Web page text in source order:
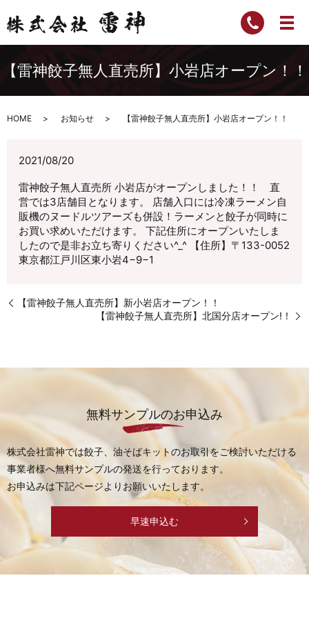
【雷神餃子無人直売所】小岩店オープン！！
HOME お知らせ 【雷神餃子無人直売所】小岩店オープン！！
2021/08/20
雷神餃子無人直売所 小岩店がオープンしました！！ 直
営では3店舗目となります。 店舗入口には冷凍ラーメン自
販機のヌードルツアーズも併設！ラーメンと餃子が同時に
お買い求めいただけます。 下記住所にオープンいたしま
したので是非お立ち寄りください^_^ 【住所】〒133-0052
東京都江戸川区東小岩4−9−1
【雷神餃子無人直売所】新小岩店オープン！！
【雷神餃子無人直売所】北国分店オープン!！
無料サンプルのお申込み
株式会社雷神では餃子、油そばキットのお取引をご検討いただける
事業者様へ無料サンプルの発送を行っております。
お申込みは下記ページよりお願いいたします。
早速申込む